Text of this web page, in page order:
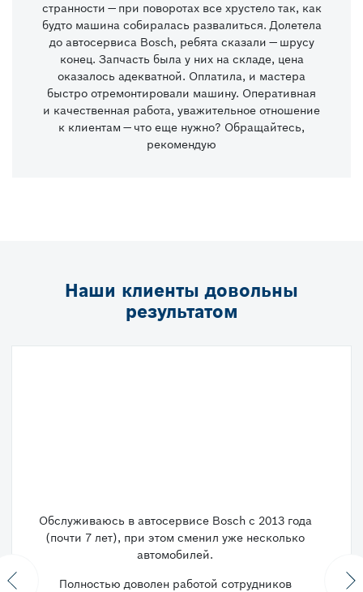
странности — при поворотах все хрустело так, как
будто машина собиралась развалиться. Долетела
до автосервиса Bosch, ребята сказали — шрусу
конец. Запчасть была у них на складе, цена
оказалось адекватной. Оплатила, и мастера
быстро отремонтировали машину. Оперативная
и качественная работа, уважительное отношение
к клиентам — что еще нужно? Обращайтесь,
рекомендую
Наши клиенты довольны
результатом
Обслуживаюсь в автосервисе Bosch c 2013 года
(почти 7 лет), при этом сменил уже несколько
автомобилей.
Полностью доволен работой сотрудников